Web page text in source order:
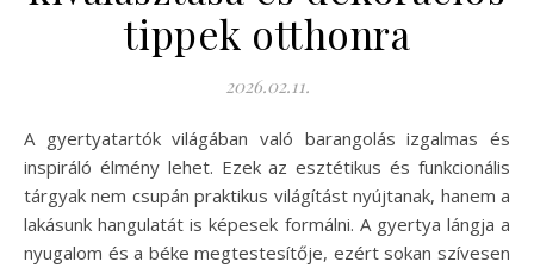
tippek otthonra
2026.02.11.
A gyertyatartók világában való barangolás izgalmas és
inspiráló élmény lehet. Ezek az esztétikus és funkcionális
tárgyak nem csupán praktikus világítást nyújtanak, hanem a
lakásunk hangulatát is képesek formálni. A gyertya lángja a
nyugalom és a béke megtestesítője, ezért sokan szívesen